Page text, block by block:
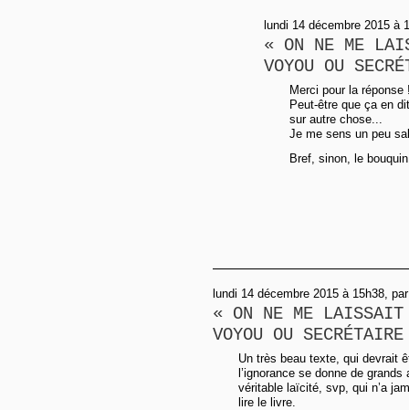
lundi 14 décembre 2015 à
« ON NE ME
VOYOU OU
Merci pour la réponse
Peut-être que ça en
sur autre chose...
Je me sens un peu
Bref, sinon, le
lundi 14 décembre 2015 à 15h38,
« ON NE ME LAISSAIT
VOYOU OU
Un très beau texte, qui devrait
l’ignorance se donne de
véritable laïcité, svp, qui n’a
lire le livre.